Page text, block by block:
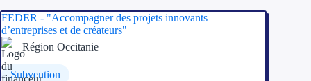
FEDER - "Accompagner des projets innovants
d’entreprises et de créateurs"
Région Occitanie
Subvention